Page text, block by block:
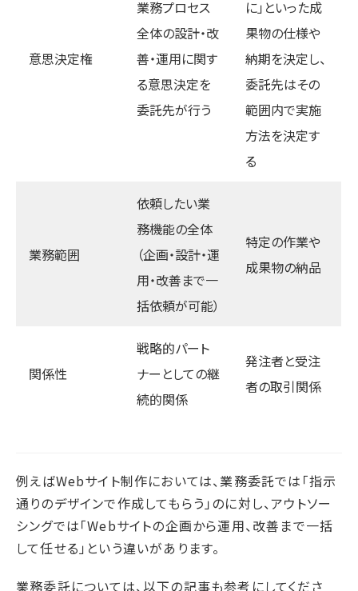
意思決定権
業務プロセス
全体の設計・改
善・運用に関す
る意思決定を
委託先が行う
に」といった成
果物の仕様や
納期を決定し、
委託先はその
範囲内で実施
方法を決定す
る
業務範囲
依頼したい業
務機能の全体
（企画・設計・運
用・改善まで一
括依頼が可能）
特定の作業や
成果物の納品
関係性
戦略的パート
ナーとしての継
続的関係
発注者と受注
者の取引関係
例えばWebサイト制作においては、業務委託では「指示
通りのデザインで作成してもらう」のに対し、アウトソー
シングでは「Webサイトの企画から運用、改善まで一括
して任せる」という違いがあります。
業務委託については、以下の記事も参考にしてくださ